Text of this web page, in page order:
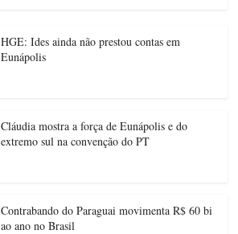
HGE: Ides ainda não prestou contas em
Eunápolis
Cláudia mostra a força de Eunápolis e do
extremo sul na convenção do PT
Contrabando do Paraguai movimenta R$ 60 bi
ao ano no Brasil